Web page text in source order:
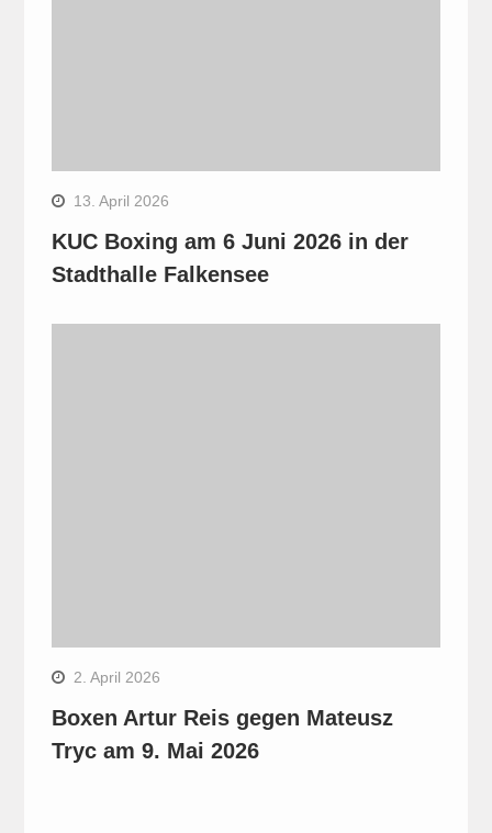
13. April 2026
KUC Boxing am 6 Juni 2026 in der
Stadthalle Falkensee
2. April 2026
Boxen Artur Reis gegen Mateusz
Tryc am 9. Mai 2026